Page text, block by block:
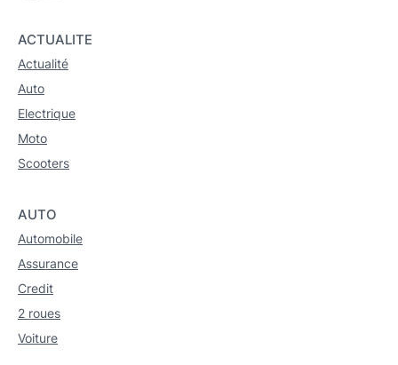
ACTUALITE
Actualité
Auto
Electrique
Moto
Scooters
AUTO
Automobile
Assurance
Credit
2 roues
Voiture